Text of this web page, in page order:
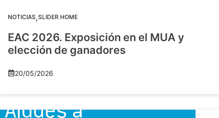
NOTICIAS,SLIDER HOME
EAC 2026. Exposición en el MUA y
elección de ganadores
20/05/2026